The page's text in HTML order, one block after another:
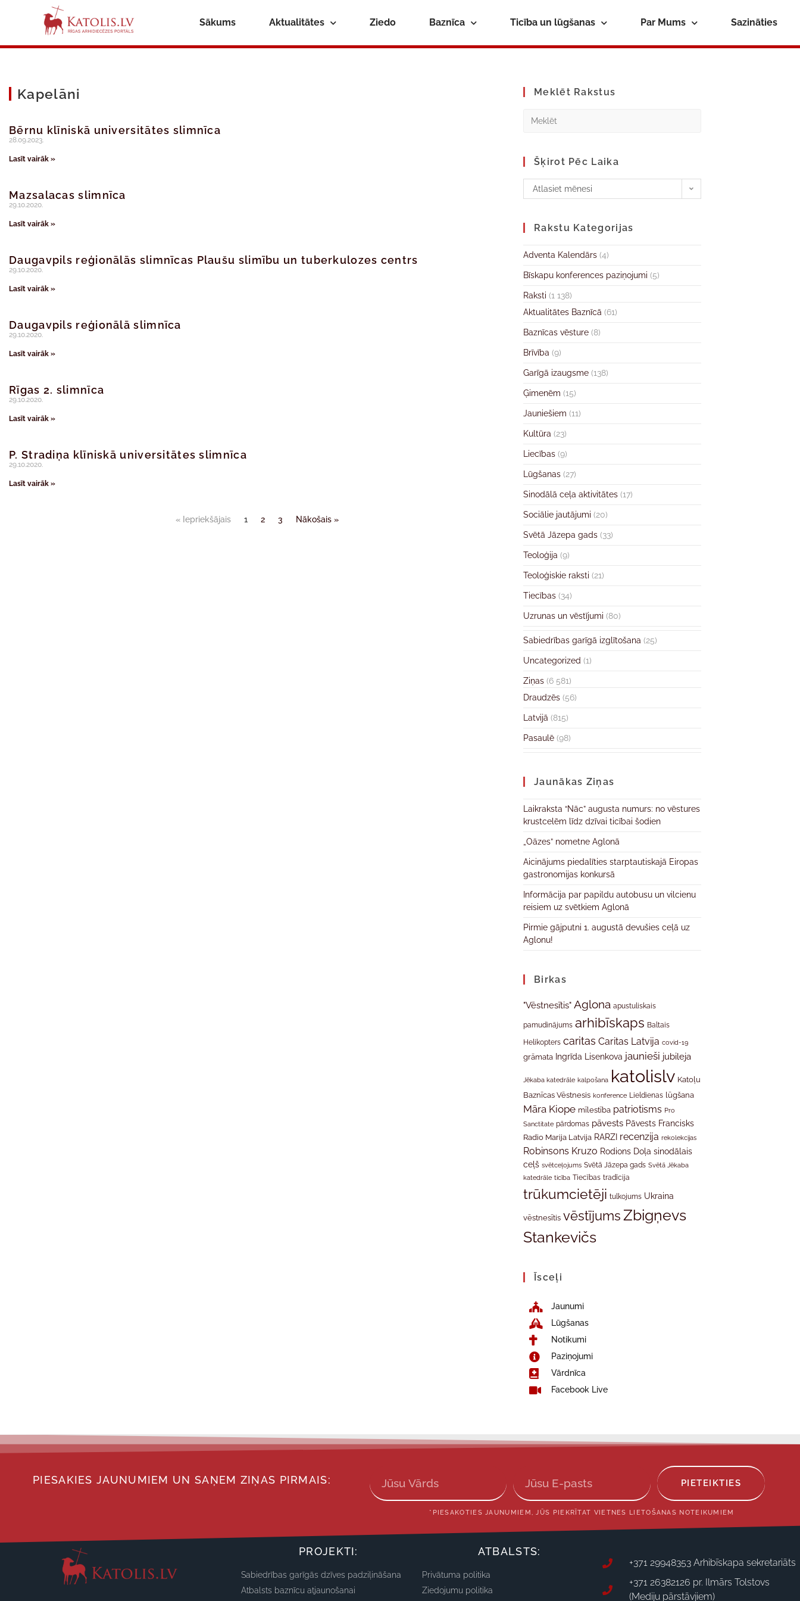
Sākums Aktualitātes Ziedo Baznīca Ticība un lūgšanas Par Mums Sazināties
Kapelāni
Bērnu klīniskā universitātes slimnīca
28.09.2023.
Lasīt vairāk »
Mazsalacas slimnīca
29.10.2020.
Lasīt vairāk »
Daugavpils reģionālās slimnīcas Plaušu slimību un tuberkulozes centrs
29.10.2020.
Lasīt vairāk »
Daugavpils reģionālā slimnīca
29.10.2020.
Lasīt vairāk »
Rīgas 2. slimnīca
29.10.2020.
Lasīt vairāk »
P. Stradiņa klīniskā universitātes slimnīca
29.10.2020.
Lasīt vairāk »
« Iepriekšājais 1 2 3 Nākošais »
Meklēt Rakstus
Šķirot Pēc Laika
Atlasiet mēnesi
Rakstu Kategorijas
Adventa Kalendārs (4)
Bīskapu konferences paziņojumi (5)
Raksti (1 138)
Aktualitātes Baznīcā (61)
Baznīcas vēsture (8)
Brīvība (9)
Garīgā izaugsme (138)
Ģimenēm (15)
Jauniešiem (11)
Kultūra (23)
Liecības (9)
Lūgšanas (27)
Sinodālā ceļa aktivitātes (17)
Sociālie jautājumi (20)
Svētā Jāzepa gads (33)
Teoloģija (9)
Teoloģiskie raksti (21)
Tiecības (34)
Uzrunas un vēstījumi (80)
Sabiedrības garīgā izglītošana (25)
Uncategorized (1)
Ziņas (6 581)
Draudzēs (56)
Latvijā (815)
Pasaulē (98)
Jaunākas Ziņas
Laikraksta “Nāc” augusta numurs: no vēstures
krustcelēm līdz dzīvai ticībai šodien
„Oāzes” nometne Aglonā
Aicinājums piedalīties starptautiskajā Eiropas
gastronomijas konkursā
Informācija par papildu autobusu un vilcienu
reisiem uz svētkiem Aglonā
Pirmie gājputni 1. augustā devušies ceļā uz
Aglonu!
Birkas
"Vēstnesītis" Aglona apustuliskais
pamudinājums arhibīskaps Baltais
Helikopters caritas Caritas Latvija covid-19
grāmata Ingrīda Lisenkova jaunieši jubileja
Jēkaba katedrāle kalpošana katolislv Katoļu
Baznīcas Vēstnesis konference Lieldienas lūgšana
Māra Kiope mīlestība patriotisms Pro
Sanctitate pārdomas pāvests Pāvests Francisks
Radio Marija Latvija RARZI recenzija rekolekcijas
Robinsons Kruzo Rodions Doļa sinodālais
ceļš svētceļojums Svētā Jāzepa gads Svētā Jēkaba
katedrāle ticība Tiecības tradīcija
trūkumcietēji tulkojums Ukraina
vēstnesītis vēstījumsZbigņevs
Stankevičs
Īsceļi
Jaunumi
Lūgšanas
Notikumi
Paziņojumi
Vārdnīca
Facebook Live
PIESAKIES JAUNUMIEM UN SAŅEM ZIŅAS PIRMAIS: PIETEIKTIES
*PIESAKOTIES JAUNUMIEM, JŪS PIEKRĪTAT VIETNES LIETOŠANAS NOTEIKUMIEM
PROJEKTI:
Sabiedrības garīgās dzīves padziļināšana
Atbalsts baznīcu atjaunošanai
ATBALSTS:
Privātuma politika
Ziedojumu politika
+371 29948353 Arhibīskapa sekretariāts
+371 26382126 pr. Ilmārs Tolstovs
(Mediju pārstāvjiem)